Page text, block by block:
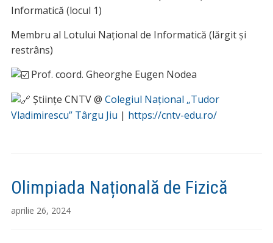
Informatică (locul 1)
Membru al Lotului Național de Informatică (lărgit și
restrâns)
Prof. coord. Gheorghe Eugen Nodea
Științe CNTV @ Colegiul Național „Tudor
Vladimirescu” Târgu Jiu | https://cntv-edu.ro/
Olimpiada Națională de Fizică
aprilie 26, 2024